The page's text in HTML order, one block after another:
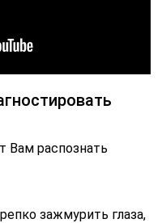
распознать
зажмурить глаза,